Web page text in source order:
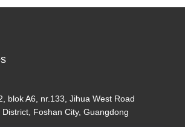
blok A6, nr.133, Jihua West Road
Foshan City, Guangdong